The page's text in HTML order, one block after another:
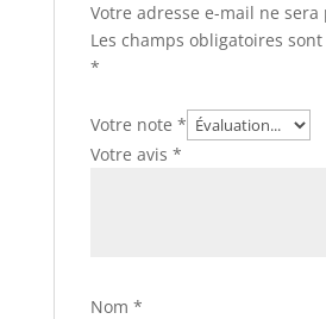
Votre adresse e-mail ne sera
Les champs obligatoires
*
Votre note *
Votre avis *
Nom *